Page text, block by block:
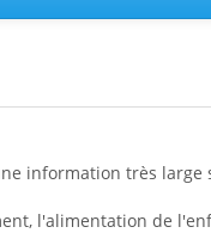
information très large
l'alimentation de